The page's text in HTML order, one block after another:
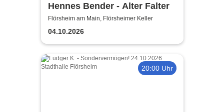
Hennes Bender - Alter Falter
Flörsheim am Main, Flörsheimer Keller
04.10.2026
20:00 Uhr